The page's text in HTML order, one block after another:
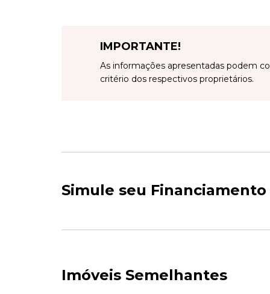
IMPORTANTE!
As informações apresentadas podem
critério dos respectivos proprietários.
Simule seu Financiamento
Imóveis Semelhantes